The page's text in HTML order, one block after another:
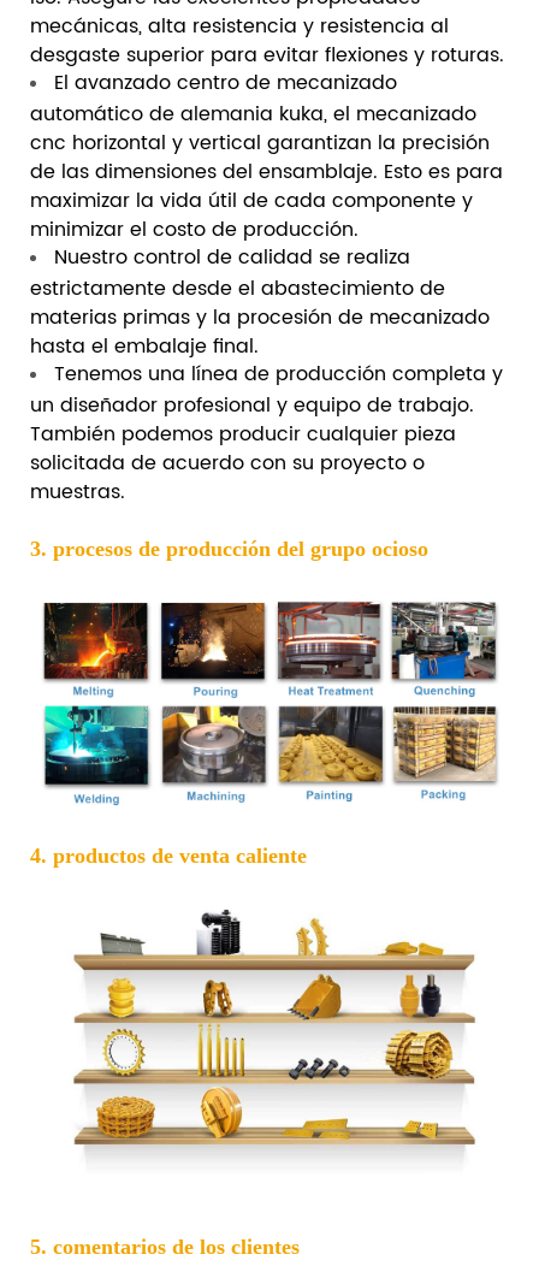
mecánicas, alta resistencia y resistencia al
desgaste superior para evitar flexiones y roturas.
El avanzado centro de mecanizado
automático de alemania kuka, el mecanizado
cnc horizontal y vertical garantizan la precisión
de las dimensiones del ensamblaje. Esto es para
maximizar la vida útil de cada componente y
minimizar el costo de producción.
Nuestro control de calidad se realiza
estrictamente desde el abastecimiento de
materias primas y la procesión de mecanizado
hasta el embalaje final.
Tenemos una línea de producción completa y
un diseñador profesional y equipo de trabajo.
También podemos producir cualquier pieza
solicitada de acuerdo con su proyecto o
muestras.
3. procesos de producción del grupo ocioso
4. productos de venta caliente
5. comentarios de los clientes